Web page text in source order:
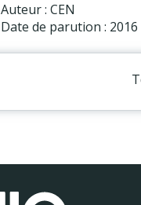
Auteur : CEN
Date de parution : 2016